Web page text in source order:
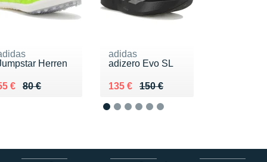
Herren
80 €
lieu de 80 €
€ 55 €
adidas
adizero Evo SL
150 €
Au lieu de 150 €
135 €
Vendu 135 €